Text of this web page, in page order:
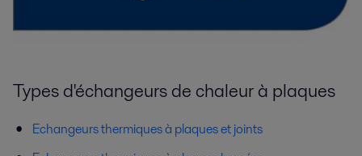
Types d'échangeurs de chaleur à plaques
Echangeurs thermiques à plaques et joints